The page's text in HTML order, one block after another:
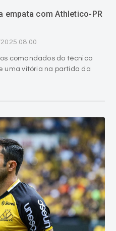
empata com Athletico-PR
08:00
comandados do técnico
uma vitória na partida da